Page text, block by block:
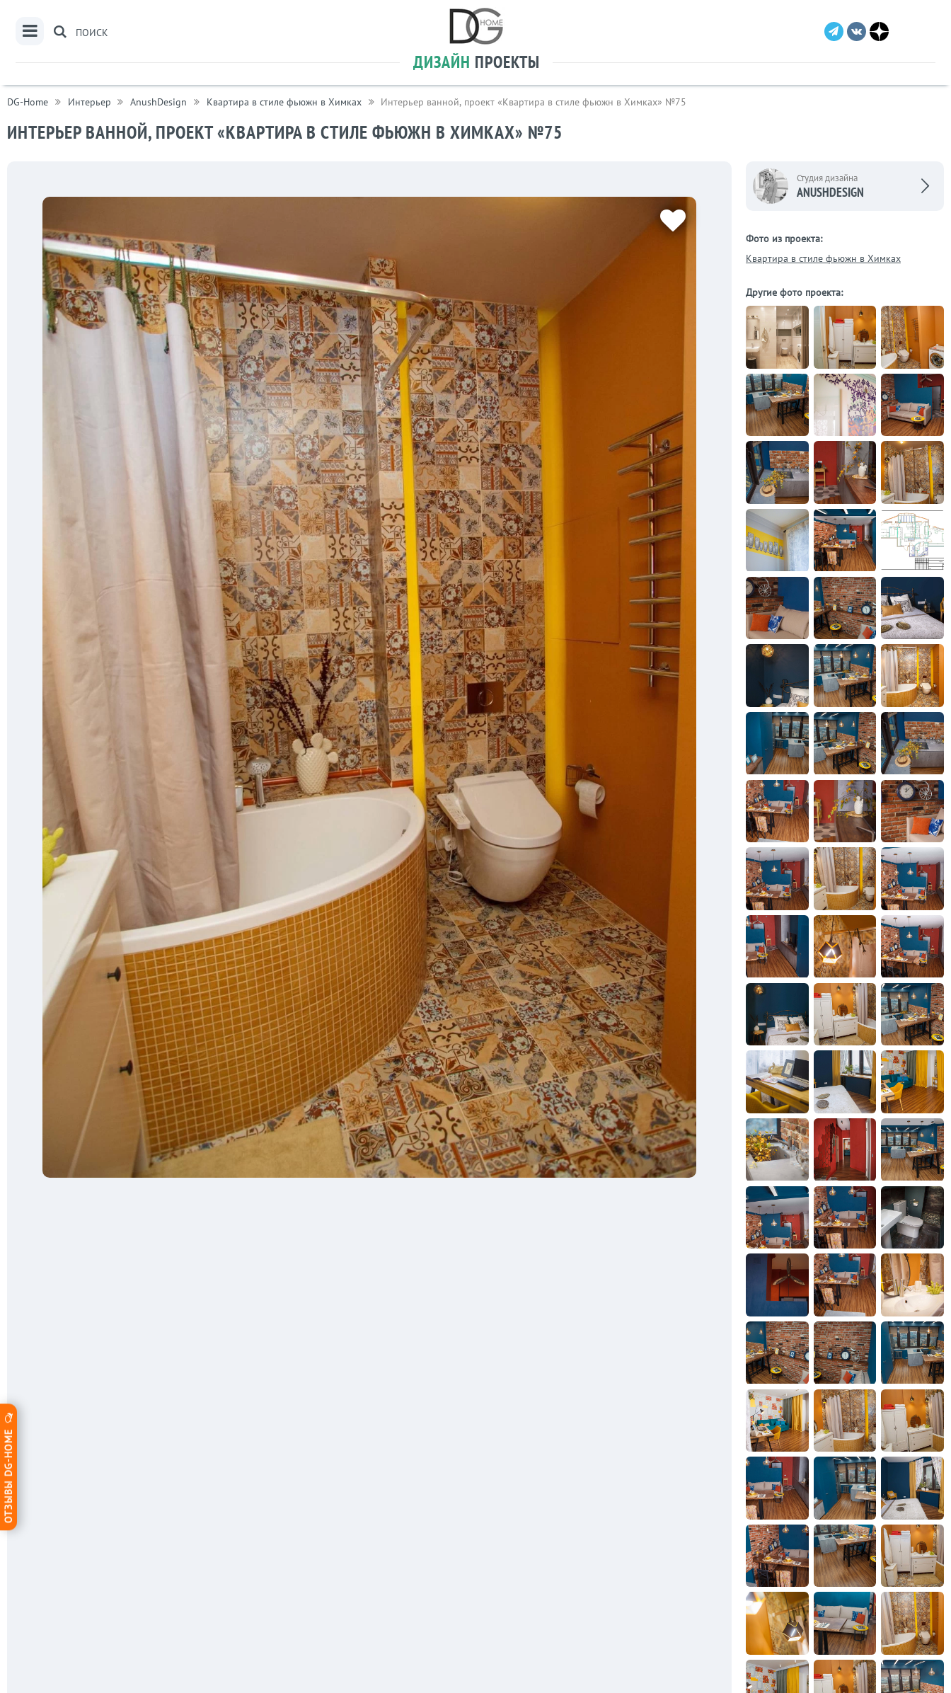
ОТЗЫВЫ DG-HOME
ПОИСК
ДИЗАЙН ПРОЕКТЫ
DG-Home Интерьер AnushDesign Квартира в стиле фьюжн в Химках Интерьер ванной, проект «Квартира в стиле фьюжн в Химках» №75
ИНТЕРЬЕР ВАННОЙ, ПРОЕКТ «КВАРТИРА В СТИЛЕ ФЬЮЖН В ХИМКАХ» №75
Студия дизайна
ANUSHDESIGN
Фото из проекта:
Квартира в стиле фьюжн в Химках
Другие фото проекта: